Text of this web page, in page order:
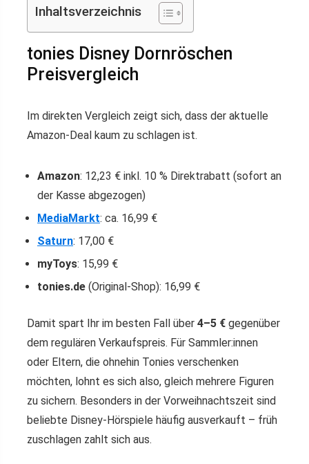
Inhaltsverzeichnis
tonies Disney Dornröschen
Preisvergleich
Im direkten Vergleich zeigt sich, dass der aktuelle
Amazon-Deal kaum zu schlagen ist.
Amazon: 12,23 € inkl. 10 % Direktrabatt (sofort an
der Kasse abgezogen)
MediaMarkt: ca. 16,99 €
Saturn: 17,00 €
myToys: 15,99 €
tonies.de (Original-Shop): 16,99 €
Damit spart Ihr im besten Fall über 4–5 € gegenüber
dem regulären Verkaufspreis. Für Sammler:innen
oder Eltern, die ohnehin Tonies verschenken
möchten, lohnt es sich also, gleich mehrere Figuren
zu sichern. Besonders in der Vorweihnachtszeit sind
beliebte Disney-Hörspiele häufig ausverkauft – früh
zuschlagen zahlt sich aus.